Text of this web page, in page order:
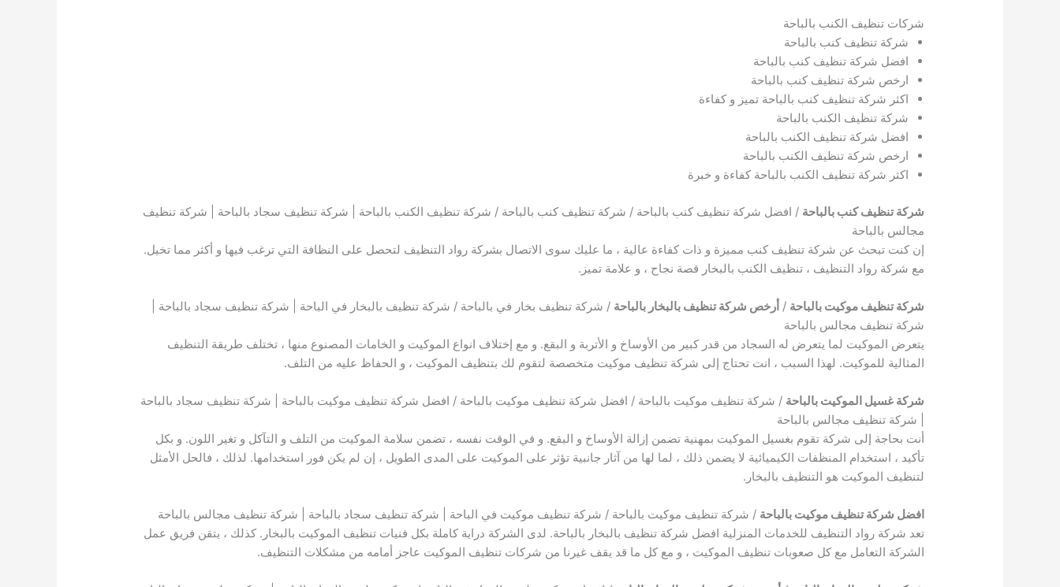
شركات تنظيف الكنب بالباحة
شركة تنظيف كنب بالباحة
افضل شركة تنظيف كنب بالباحة
ارخص شركة تنظيف كنب بالباحة
اكثر شركة تنظيف كنب بالباحة تميز و كفاءة
شركة تنظيف الكنب بالباحة
افضل شركة تنظيف الكنب بالباحة
ارخص شركة تنظيف الكنب بالباحة
اكثر شركة تنظيف الكنب بالباحة كفاءة و خبرة
شركة تنظيف كنب بالباحة / افضل شركة تنظيف كنب بالباحة / شركة تنظيف كنب بالباحة / شركة تنظيف الكنب بالباحة | شركة تنظيف سجاد بالباحة | شركة تنظيف
مجالس بالباحة
إن كنت تبحث عن شركة تنظيف كنب مميزة و ذات كفاءة عالية ، ما عليك سوى الاتصال بشركة رواد التنظيف لتحصل على النظافة التي ترغب فيها و أكثر مما تخيل.
مع شركة رواد التنظيف ، تنظيف الكنب بالبخار قصة نجاح ، و علامة تميز.
شركة تنظيف موكيت بالباحة /أرخص شركة تنظيف بالبخار بالباحة / شركة تنظيف بخار في بالباحة / شركة تنظيف بالبخار في الباحة | شركة تنظيف سجاد بالباحة |
شركة تنظيف مجالس بالباحة
يتعرض الموكيت لما يتعرض له السجاد من قدر كبير من الأوساخ و الأتربة و البقع. و مع إختلاف انواع الموكيت و الخامات المصنوع منها ، تختلف طريقة التنظيف
المثالية للموكيت. لهذا السبب ، انت تحتاج إلى شركة تنظيف موكيت متخصصة لتقوم لك بتنظيف الموكيت ، و الحفاظ عليه من التلف.
شركة غسيل الموكيت بالباحة / شركة تنظيف موكيت بالباحة / افضل شركة تنظيف موكيت بالباحة / افضل شركة تنظيف موكيت بالباحة | شركة تنظيف سجاد بالباحة
| شركة تنظيف مجالس بالباحة
أنت بحاجة إلى شركة تقوم بغسيل الموكيت بمهنية تضمن إزالة الأوساخ و البقع. و في الوقت نفسه ، تضمن سلامة الموكيت من التلف و التآكل و تغير اللون. و بكل
تأكيد ، استخدام المنظفات الكيميائية لا يضمن ذلك ، لما لها من آثار جانبية تؤثر على الموكيت على المدى الطويل ، إن لم يكن فور استخدامها. لذلك ، فالحل الأمثل
لتنظيف الموكيت هو التنظيف بالبخار.
افضل شركة تنظيف موكيت بالباحة / شركة تنظيف موكيت بالباحة / شركة تنظيف موكيت في الباحة | شركة تنظيف سجاد بالباحة | شركة تنظيف مجالس بالباحة
تعد شركة رواد التنظيف للخدمات المنزلية افضل شركة تنظيف بالبخار بالباحة. لدى الشركة دراية كاملة بكل فنيات تنظيف الموكيت بالبخار. كذلك ، يتقن فريق عمل
الشركة التعامل مع كل صعوبات تنظيف الموكيت ، و مع كل ما قد يقف غيرنا من شركات تنظيف الموكيت عاجز أمامه من مشكلات التنظيف.